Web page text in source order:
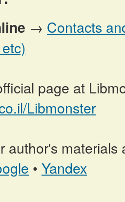
→ Contacts
page at
Libmonster
author's materials
• Yandex